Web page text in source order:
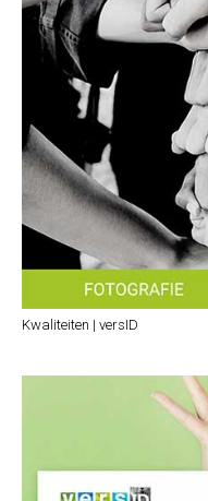
Kwaliteiten | versID